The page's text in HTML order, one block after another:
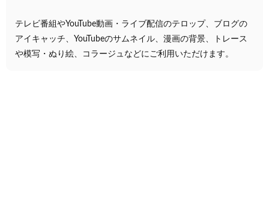
テレビ番組やYouTube動画・ライブ配信のテロップ、ブログの
アイキャッチ、YouTubeのサムネイル、漫画の背景、トレース
や模写・ぬり絵、コラージュなどにご利用いただけます。